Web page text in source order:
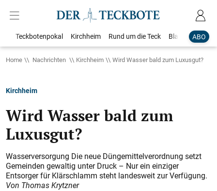
ABO
Teckbotenpokal Kirchheim Rund um die Teck Blaulicht
Home Nachrichten Kirchheim Wird Wasser bald zum Luxusgut?
Kirchheim
Wird Wasser bald zum
Luxusgut?
Wasserversorgung Die neue Düngemittelverordnung setzt
Gemeinden gewaltig unter Druck – Nur ein einziger
Entsorger für Klärschlamm steht landesweit zur Verfügung.
Von Thomas Krytzner